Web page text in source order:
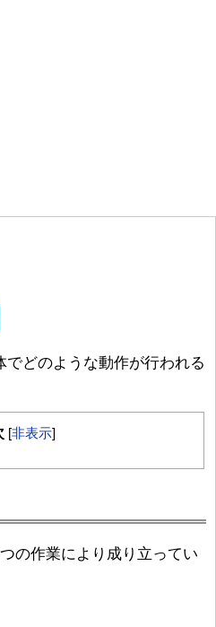
有でどのような動作が行われる
[非表示]
の作業により成り立ってい